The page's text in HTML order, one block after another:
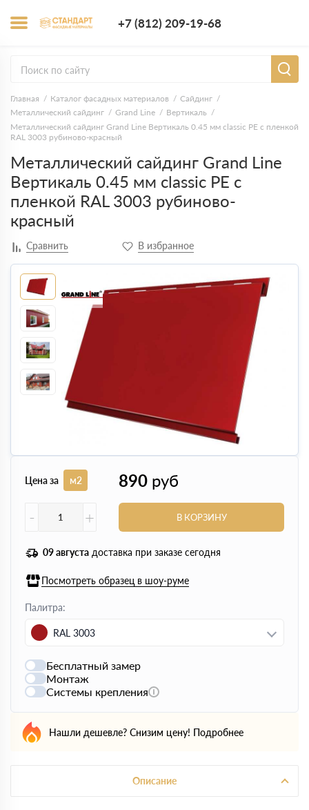
+7 (812) 209-19-68
Главная Каталог фасадных материалов
Сайдинг
Металлический сайдинг
Grand Line
Вертикаль
Металлический сайдинг Grand Line Вертикаль 0.45 мм classic PE с пленкой
RAL 3003 рубиново-красный
Металлический сайдинг Grand Line
Вертикаль 0.45 мм classic PE с
пленкой RAL 3003 рубиново-
красный
Цена за м2 890 руб
-
+ В КОРЗИНУ
09 августа доставка при заказе сегодня
Посмотреть образец в шоу-руме
Палитра:
RAL 3003
Бесплатный замер
Монтаж
Системы крепления
Нашли дешевле? Снизим цену! Подробнее
Описание